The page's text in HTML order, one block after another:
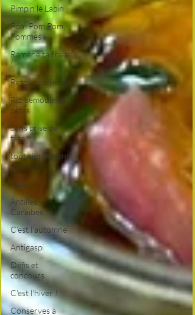
Pimpin le Lapin
Pom Pom Pom,
Pommes
Ramène ta fraise
!
Retour de l'école
Riz, semoule et
pâtes
Sans prise de
tête
tout simplement
un oeuf
Veau
Antilles -
Caraïbes
C'est l'automne
Antigaspi
Défis et
concours
C'est l'hiver !
Conserves à